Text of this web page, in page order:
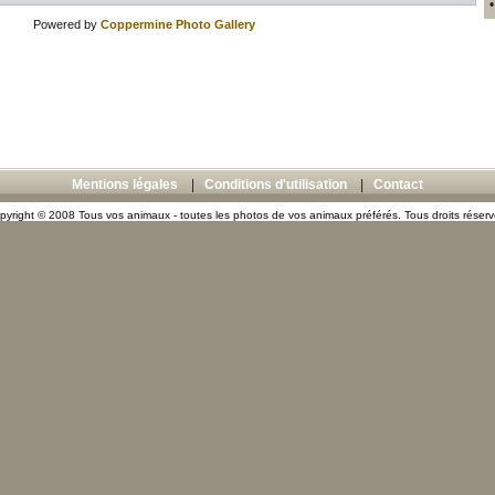
Powered by Coppermine Photo Gallery
Mentions légales Conditions d'utilisation Contact
© 2008 Tous vos animaux - toutes les photos de vos animaux préférés. Tous droits